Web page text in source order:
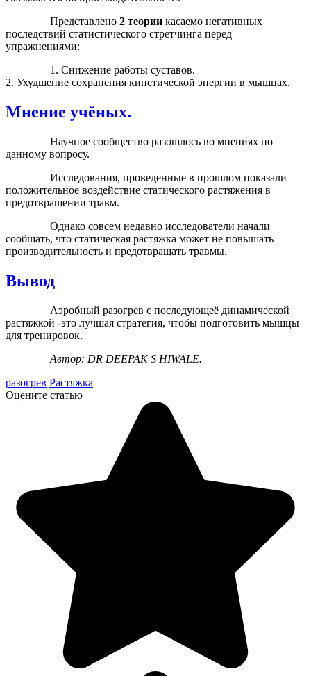
Представлено 2 теории касаемо негативных
последствий статистического стретчинга перед
упражнениями:
1. Снижение работы суставов.
2. Ухудшение сохранения кинетической энергии в мышцах.
Мнение учёных.
Научное сообщество разошлось во мнениях по
данному вопросу.
Исследования, проведенные в прошлом показали
положительное воздействие статического растяжения в
предотвращении травм.
Однако совсем недавно исследователи начали
сообщать, что статическая растяжка может не повышать
производительность и предотвращать травмы.
Вывод
Аэробный разогрев с последующеё динамической
растяжкой -это лучшая стратегия, чтобы подготовить мышцы
для тренировок.
Автор: DR DEEPAK S HIWALE.
разогрев Растяжка
Оцените статью